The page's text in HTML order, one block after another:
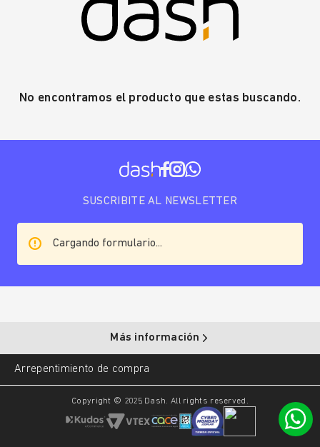
No encontramos el producto que estas buscando.
SUSCRIBITE AL NEWSLETTER
Cargando formulario...
Más información
Arrepentimiento de compra
Copyright © 2025 Dash. All rights reserved.